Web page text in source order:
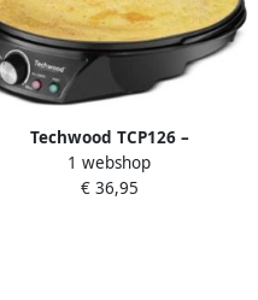
Techwood TCP126 –
Pannenkoekenmaker Crêpe
maker Ø 30 cm
1 webshop
€ 36,95